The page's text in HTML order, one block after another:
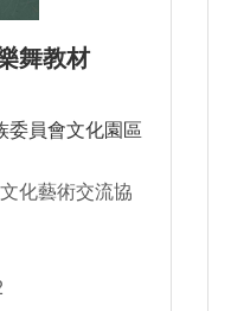
舞教材
委員會文化園區
化藝術交流協